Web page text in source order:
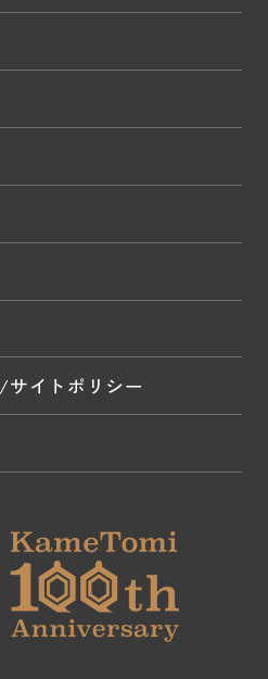
イトポリシー